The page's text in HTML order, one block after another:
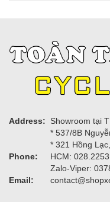
Address:
Showroom tại
* 537/8B
* 321 Hồng
Phone:
HCM:
Zalo-Viper:
Email: